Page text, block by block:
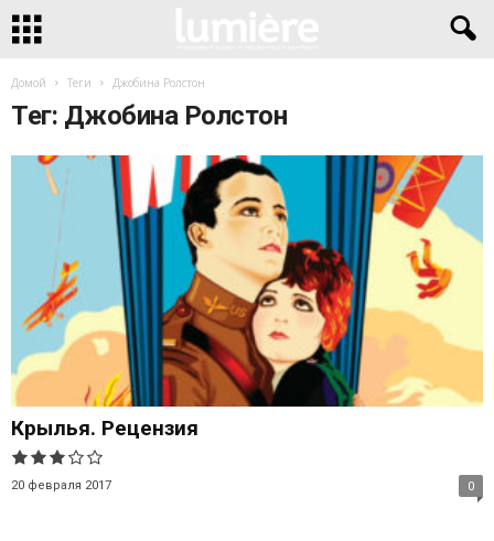
Домой Теги Джобина Ролстон
Тег: Джобина Ролстон
Крылья. Рецензия
20 февраля 2017 0